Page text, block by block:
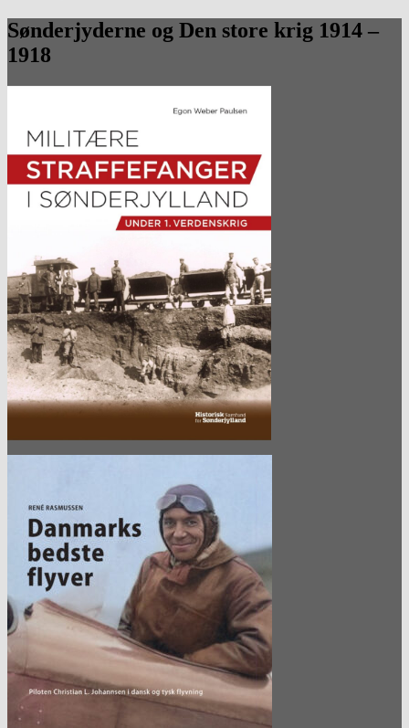
Sønderjyderne og Den store krig 1914 –
1918